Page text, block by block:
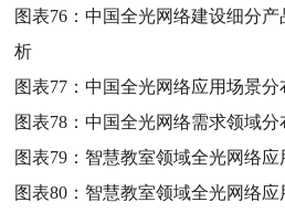
图表76：中国全光网络建设细分
析
图表77：中国全光网络应用场景分
图表78：中国全光网络需求领域分
图表79： 智慧教室领域全光网络
图表80： 智慧教室领域全光网络